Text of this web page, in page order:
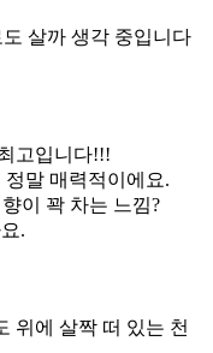
살까 생각 중입니다
고입니다!!!
말 매력적이에요.
이 꽉 차는 느낌?
.
위에 살짝 떠 있는 천